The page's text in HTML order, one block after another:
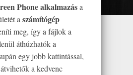
Phone alkalmazása
a számítógép
meg, így a fájlok a
áthúzhatók a
egy jobb kattintással,
a kedvenc